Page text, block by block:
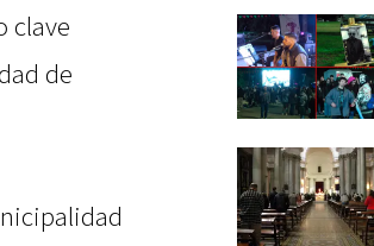
clave
de